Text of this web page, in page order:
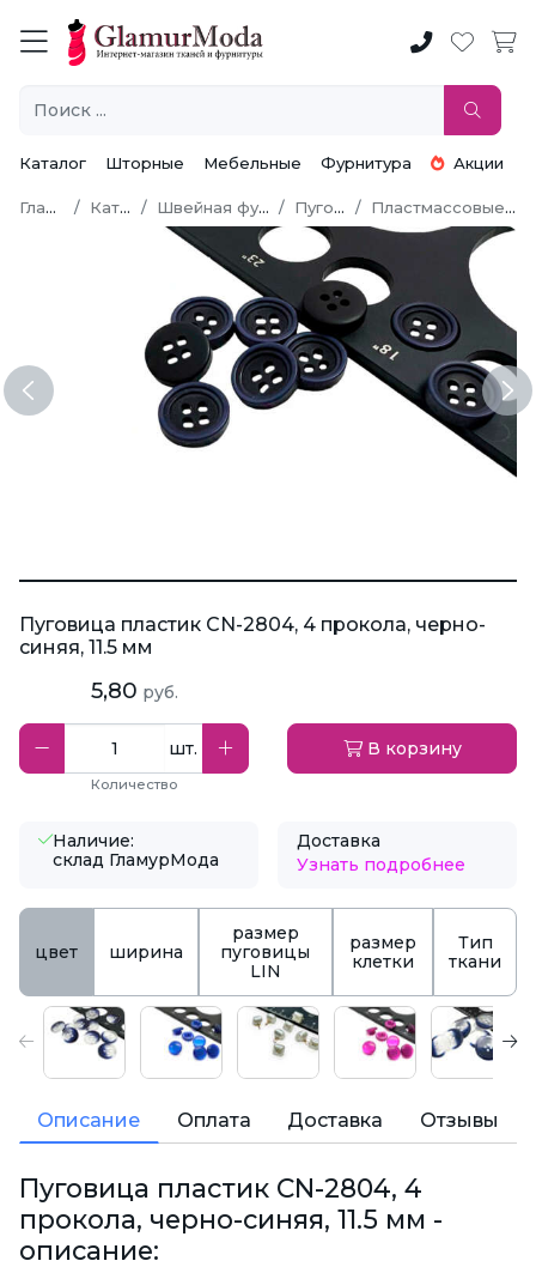
Каталог Шторные Мебельные Фурнитура Акции
Главная Каталог Швейная фурнитура Пуговицы Пластмассовые пуговицы
Previous
Пуговица пластик CN-2804, 4 прокола, черно-
синяя, 11.5 мм
5,80 руб.
шт.
Количество
В корзину
Наличие:
склад ГламурМода
Доставка
Узнать подробнее
цвет ширина
размер
пуговицы
LIN
размер
клетки
Тип
ткани
Описание Оплата Доставка Отзывы
Пуговица пластик CN-2804, 4
прокола, черно-синяя, 11.5 мм -
описание: